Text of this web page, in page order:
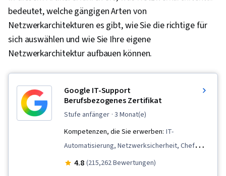
bedeutet, welche gängigen Arten von
Netzwerkarchitekturen es gibt, wie Sie die richtige für
sich auswählen und wie Sie Ihre eigene
Netzwerkarchitektur aufbauen können.
Google IT-Support
Berufsbezogenes Zertifikat
stufe anfänger · 3 Monat(e)
Kompetenzen, die Sie erwerben: IT-
Automatisierung, Netzwerksicherheit, Chef
(Werkzeug zur Konfigurationsverwaltung), IT-
4.8 (215,262 Bewertungen)